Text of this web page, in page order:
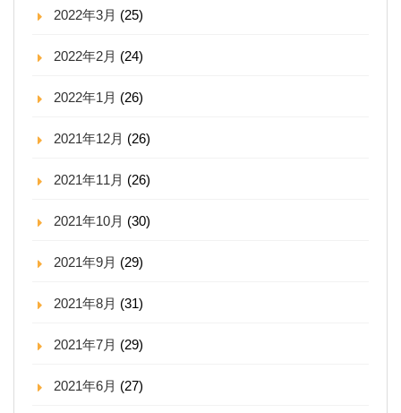
2022年3月 (25)
2022年2月 (24)
2022年1月 (26)
2021年12月 (26)
2021年11月 (26)
2021年10月 (30)
2021年9月 (29)
2021年8月 (31)
2021年7月 (29)
2021年6月 (27)